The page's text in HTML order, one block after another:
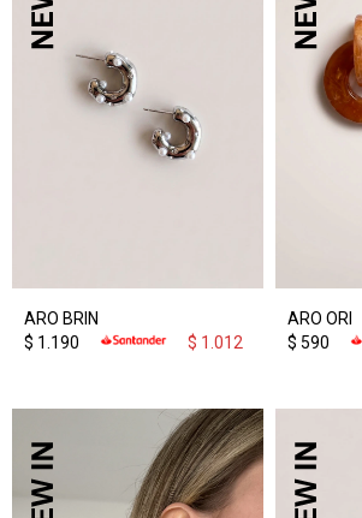
ARO BRIN
$ 1.190 $ 1.012
ARO ORI
$ 590